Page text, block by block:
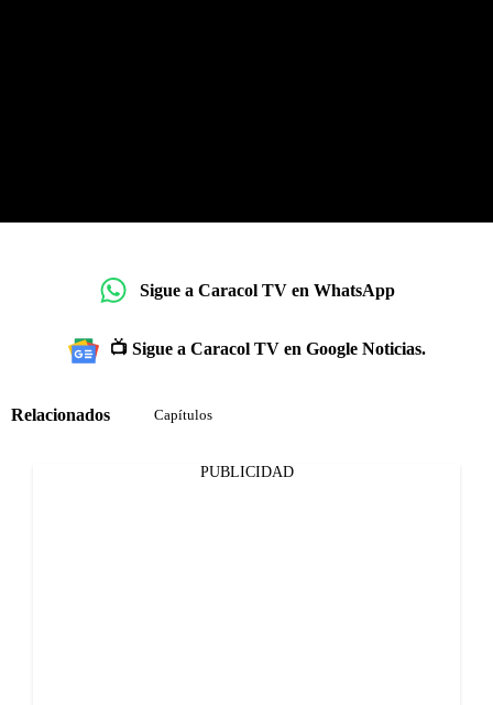
Sigue a Caracol TV en WhatsApp
📺 Sigue a Caracol TV en Google Noticias.
Relacionados Capítulos
PUBLICIDAD